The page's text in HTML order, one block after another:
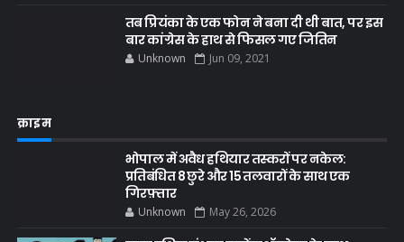
तब प्रियंका के एक फोन ने बना दी थी बात, पर इस
बार कांग्रेस के हाथ से फिसल गए जितिन
Unknown Jun 09, 2021
क्राइम
भोपाल में अवैध हथियार तस्करों पर नकेल:
प्रतिबंधित 8 छुरे और 15 तलवारों के साथ एक
गिरफ़्तार
Unknown May 26, 2026